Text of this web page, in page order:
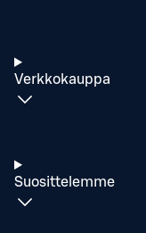
Verkkokauppa
Suosittelemme